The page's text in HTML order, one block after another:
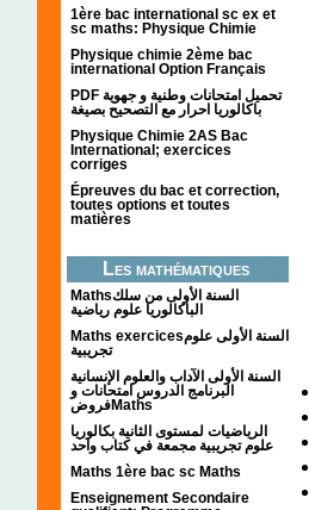
1ère bac international sc ex et
sc maths: Physique Chimie
Physique chimie 2ème bac
international Option Français
PDF تحميل امتحانات وطنية و جهوية
باكالوريا احرار مع التصحيح بصيغة
Physique Chimie 2AS Bac
International; exercices
corriges
Épreuves du bac et correction,
toutes options et toutes
matières
Les mathématiques
Mathsالسنة الأولى من سلك
الباكالوريا علوم رياضية
Maths exercicesالسنة الأولى علوم
تجريبية
السنة الأولى الآداب والعلوم الإنسانية
البرنامج الدروس امتحانات و
فروضMaths
الرياضيات لمستوى الثانية بكالوريا
علوم تجريبية مجمعة في كتاب واحد
Maths 1ère bac sc Maths
Enseignement Secondaire